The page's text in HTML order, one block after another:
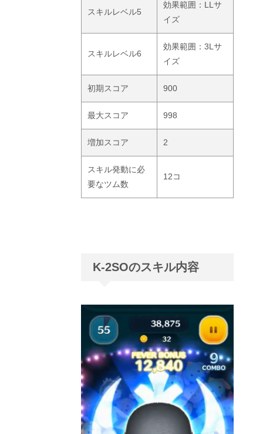
スキルレベル5
効果範囲：LLサ
イズ
スキルレベル6
効果範囲：3Lサ
イズ
初期スコア 900
最大スコア 998
増加スコア 2
スキル発動に必
要なツム数
12コ
K-2SOのスキル内容